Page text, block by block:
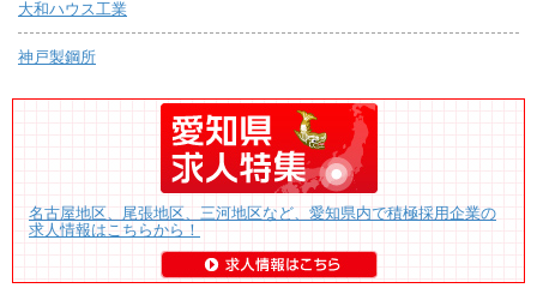
大和ハウス工業
神戸製鋼所
名古屋地区、尾張地区、三河地区など、愛知県内で積極採用企業の
求人情報はこちらから！